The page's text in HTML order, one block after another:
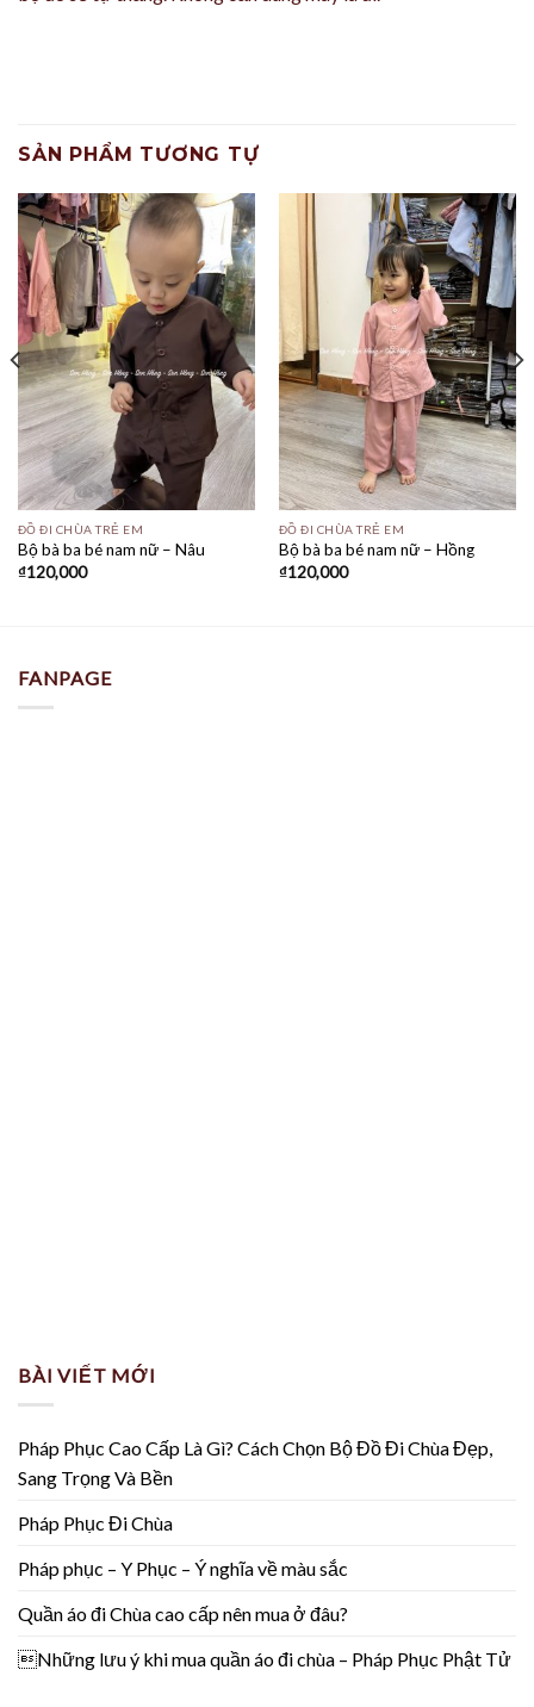
SẢN PHẨM TƯƠNG TỰ
ĐỒ ĐI CHÙA TRẺ EM
Bộ bà ba bé nam nữ – Nâu
₫120,000
ĐỒ ĐI CHÙA TRẺ EM
Bộ bà ba bé nam nữ – Hồng
₫120,000
FANPAGE
BÀI VIẾT MỚI
Pháp Phục Cao Cấp Là Gì? Cách Chọn Bộ Đồ Đi Chùa Đẹp,
Sang Trọng Và Bền
Pháp Phục Đi Chùa
Pháp phục – Y Phục – Ý nghĩa về màu sắc
Quần áo đi Chùa cao cấp nên mua ở đâu?
Những lưu ý khi mua quần áo đi chùa – Pháp Phục Phật Tử